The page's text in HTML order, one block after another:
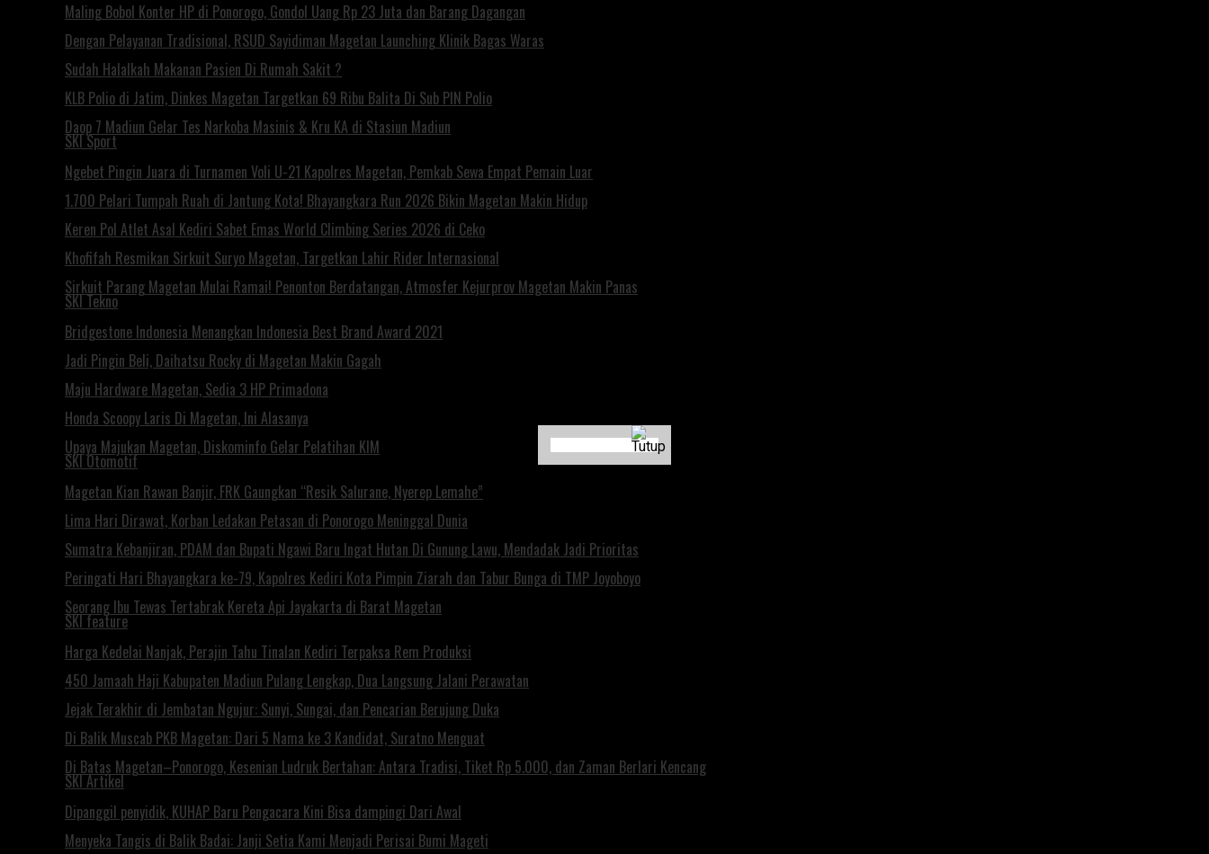
Maling Bobol Konter HP di Ponorogo, Gondol Uang Rp 23 Juta dan Barang Dagangan
Dengan Pelayanan Tradisional, RSUD Sayidiman Magetan Launching Klinik Bagas Waras
Sudah Halalkah Makanan Pasien Di Rumah Sakit ?
KLB Polio di Jatim, Dinkes Magetan Targetkan 69 Ribu Balita Di Sub PIN Polio
Daop 7 Madiun Gelar Tes Narkoba Masinis & Kru KA di Stasiun Madiun
SKI Sport
Ngebet Pingin Juara di Turnamen Voli U-21 Kapolres Magetan, Pemkab Sewa Empat Pemain Luar
1.700 Pelari Tumpah Ruah di Jantung Kota! Bhayangkara Run 2026 Bikin Magetan Makin Hidup
Keren Pol Atlet Asal Kediri Sabet Emas World Climbing Series 2026 di Ceko
Khofifah Resmikan Sirkuit Suryo Magetan, Targetkan Lahir Rider Internasional
Sirkuit Parang Magetan Mulai Ramai! Penonton Berdatangan, Atmosfer Kejurprov Magetan Makin Panas
SKI Tekno
Bridgestone Indonesia Menangkan Indonesia Best Brand Award 2021
Jadi Pingin Beli, Daihatsu Rocky di Magetan Makin Gagah
Maju Hardware Magetan, Sedia 3 HP Primadona
Honda Scoopy Laris Di Magetan, Ini Alasanya
Upaya Majukan Magetan, Diskominfo Gelar Pelatihan KIM
SKI Otomotif
Magetan Kian Rawan Banjir, FRK Gaungkan “Resik Salurane, Nyerep Lemahe”
Lima Hari Dirawat, Korban Ledakan Petasan di Ponorogo Meninggal Dunia
Sumatra Kebanjiran, PDAM dan Bupati Ngawi Baru Ingat Hutan Di Gunung Lawu, Mendadak Jadi Prioritas
Peringati Hari Bhayangkara ke-79, Kapolres Kediri Kota Pimpin Ziarah dan Tabur Bunga di TMP Joyoboyo
Seorang Ibu Tewas Tertabrak Kereta Api Jayakarta di Barat Magetan
SKI feature
Harga Kedelai Nanjak, Perajin Tahu Tinalan Kediri Terpaksa Rem Produksi
450 Jamaah Haji Kabupaten Madiun Pulang Lengkap, Dua Langsung Jalani Perawatan
Jejak Terakhir di Jembatan Ngujur: Sunyi, Sungai, dan Pencarian Berujung Duka
Di Balik Muscab PKB Magetan: Dari 5 Nama ke 3 Kandidat, Suratno Menguat
Di Batas Magetan–Ponorogo, Kesenian Ludruk Bertahan: Antara Tradisi, Tiket Rp 5.000, dan Zaman Berlari Kencang
SKI Artikel
Dipanggil penyidik, KUHAP Baru Pengacara Kini Bisa dampingi Dari Awal
Menyeka Tangis di Balik Badai: Janji Setia Kami Menjadi Perisai Bumi Mageti